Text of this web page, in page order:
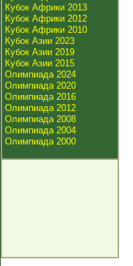
Кубок Африки 2013
Кубок Африки 2012
Кубок Африки 2010
Кубок Азии 2023
Кубок Азии 2019
Кубок Азии 2015
Олимпиада 2024
Олимпиада 2020
Олимпиада 2016
Олимпиада 2012
Олимпиада 2008
Олимпиада 2004
Олимпиада 2000